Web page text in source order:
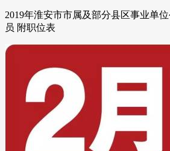
2019年淮安市市属及部分县区事业单
员 附职位表